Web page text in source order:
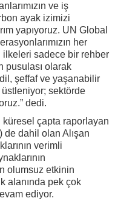
ve iş
ayak izimizi
yapıyoruz. UN Global
her
ilkeleri sadece bir rehber
pusulası olarak
şeffaf ve yaşanabilir
sektörde
dedi.
çapta raporlayan
de dahil olan Alışan
verimli
olumsuz etkinin
alanında pek çok
ediyor.